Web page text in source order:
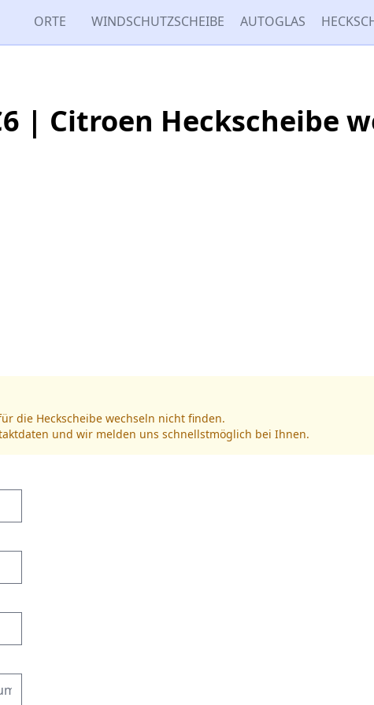
ORTE WINDSCHUTZSCHEIBE AUTOGLAS
| Citroen Heckscheibe
die Heckscheibe wechseln nicht finden.
und wir melden uns schnellstmöglich bei Ihnen.